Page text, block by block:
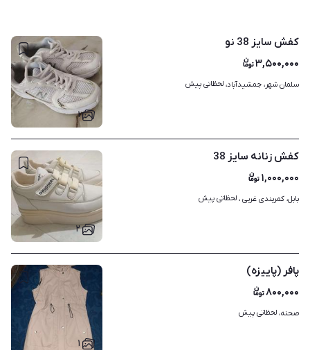
۱
کفش سایز 38 نو
۳,۵۰۰,۰۰۰
سلمان شهر، جمشیدآباد، لحظاتی پیش
۲
کفش زنانه سایز 38
۱,۰۰۰,۰۰۰
بابل، کمربندی غربی ، لحظاتی پیش
۱
پافر (پاییزه)
۸۰۰,۰۰۰
صحنه، لحظاتی پیش